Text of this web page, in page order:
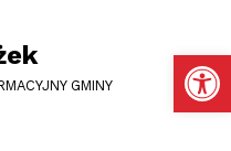
Otwórz pasek narzędzi
GMINY